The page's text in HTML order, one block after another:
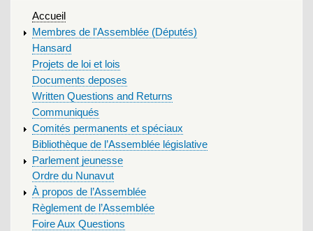
MAIN
MENU
Accueil
Membres de l'Assemblée (Députés)
Hansard
Projets de loi et lois
Documents deposes
Written Questions and Returns
Communiqués
Comités permanents et spéciaux
Bibliothèque de l’Assemblée législative
Parlement jeunesse
Ordre du Nunavut
À propos de l’Assemblée
Règlement de l’Assemblée
Foire Aux Questions